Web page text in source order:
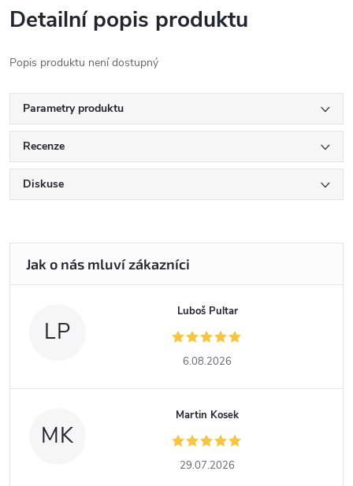
Detailní popis produktu
Popis produktu není dostupný
Parametry produktu
Recenze
Diskuse
LP
Luboš Pultar
6.08.2026
MK
Martin Kosek
29.07.2026